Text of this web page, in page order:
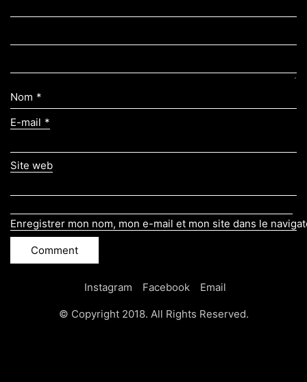
Nom *
E-mail *
Site web
Enregistrer mon nom, mon e-mail et mon site dans le
Instagram Facebook Email
© Copyright 2018. All Rights Reserved.